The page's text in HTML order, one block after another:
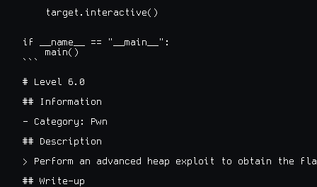
    target.interactive()
if __name__ == "__main__":
    main()
```
# Level 6.0
## Information
- Category: Pwn
## Description
> Perform an advanced heap exploit to obtain the
## Write-up